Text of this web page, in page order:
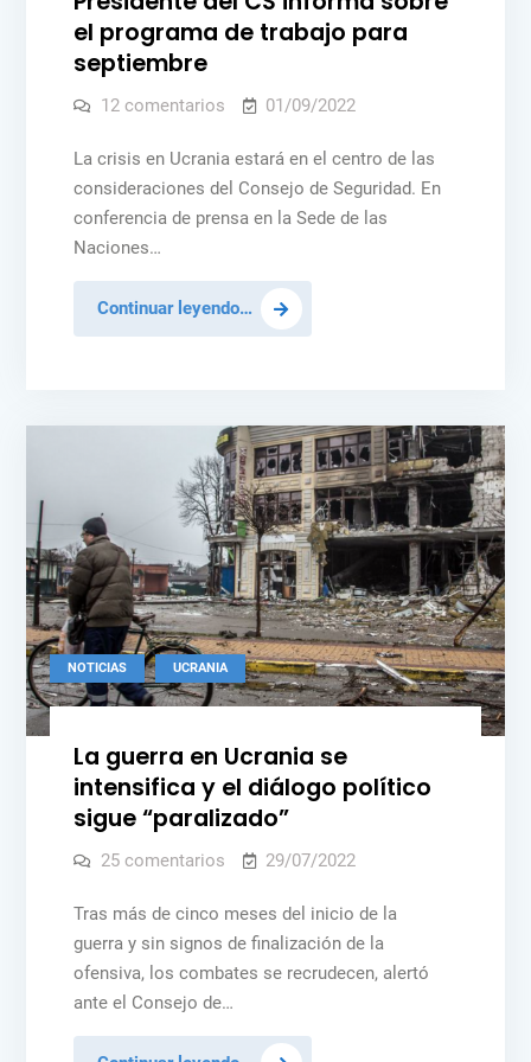
el programa de trabajo para
septiembre
12 comentariosen
CS
informa
sobre
el
programa
para
septiembre
01/09/2022
La crisis en Ucrania estará en el centro de las
consideraciones del Consejo de Seguridad. En
conferencia de prensa en la Sede de las
Naciones…
Continuar leyendo…Presidente
del
sobre
el
programa
de
trabajo
para
septiembre
Posted
in
NOTICIAS UCRANIA
La guerra en Ucrania se
intensifica y el diálogo político
sigue “paralizado”
25 comentariosen
en
Ucrania
se
intensifica
y
el
político
sigue
29/07/2022
Tras más de cinco meses del inicio de la
guerra y sin signos de finalización de la
ofensiva, los combates se recrudecen, alertó
ante el Consejo de…